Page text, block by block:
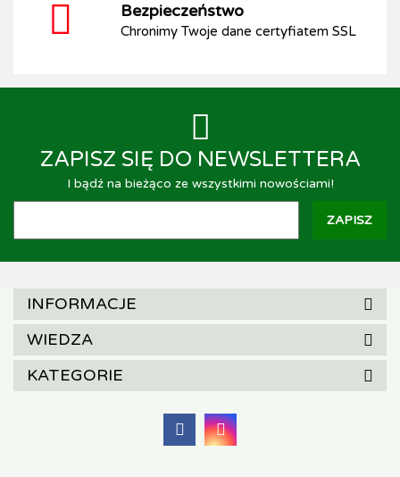
Bezpieczeństwo
Chronimy Twoje dane certyfiatem SSL
ZAPISZ SIĘ DO NEWSLETTERA
I bądź na bieżąco ze wszystkimi nowościami!
INFORMACJE
WIEDZA
KATEGORIE